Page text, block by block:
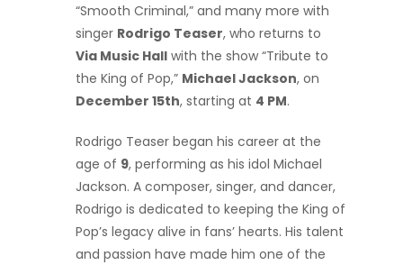
“Smooth Criminal,” and many more with
singer Rodrigo Teaser, who returns to
Via Music Hall with the show “Tribute to
the King of Pop,” Michael Jackson, on
December 15th, starting at 4 PM.
Rodrigo Teaser began his career at the
age of 9, performing as his idol Michael
Jackson. A composer, singer, and dancer,
Rodrigo is dedicated to keeping the King of
Pop’s legacy alive in fans’ hearts. His talent
and passion have made him one of the